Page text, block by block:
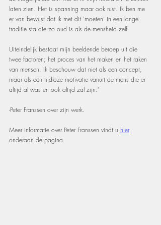
laten zien. Het is spanning maar ook rust. Ik ben me
er van bewust dat ik met dit 'moeten' in een lange
traditie sta die zo oud is als de mensheid zelf.
Uiteindelijk bestaat mijn beeldende beroep uit die
twee factoren; het proces van het maken en het raken
van mensen. Ik beschouw dat niet als een concept,
maar als een tijdloze motivatie vanuit de mens die er
altijd al was en ook altijd zal zijn."
-Peter Franssen over zijn werk.
Meer informatie over Peter Franssen vindt u hier
onderaan de pagina.